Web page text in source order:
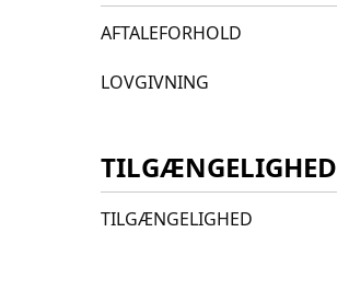
AFTALEFORHOLD
LOVGIVNING
TILGÆNGELIGHED
TILGÆNGELIGHED